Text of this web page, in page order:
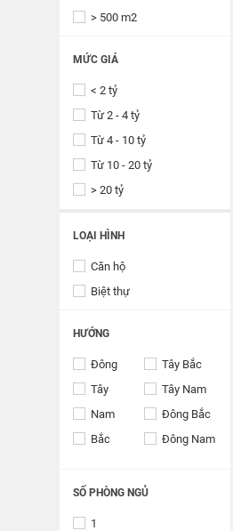
> 500 m2
MỨC GIÁ
< 2 tỷ
Từ 2 - 4 tỷ
Từ 4 - 10 tỷ
Từ 10 - 20 tỷ
> 20 tỷ
LOẠI HÌNH
Căn hộ
Biệt thự
HƯỚNG
Đông
Tây Bắc
Tây
Tây Nam
Nam
Đông Bắc
Bắc
Đông Nam
SỐ PHÒNG NGỦ
1